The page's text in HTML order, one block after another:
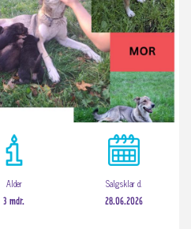
Alder
3 mdr.
Salgsklar d.
28.06.2026